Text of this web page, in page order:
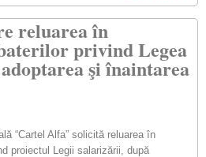
reluarea în
privind Legea
şi înaintarea
“Cartel Alfa” solicită reluarea în
proiectul Legii salarizării, după